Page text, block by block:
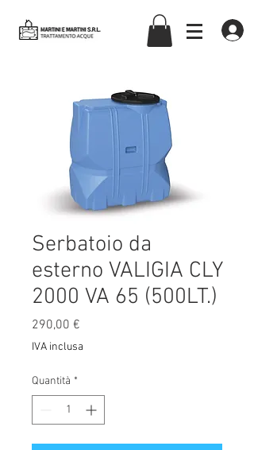
martiniemartinisrl
Serbatoio da
esterno VALIGIA CLY
2000 VA 65 (500LT.)
290,00 €
IVA inclusa
Quantità *